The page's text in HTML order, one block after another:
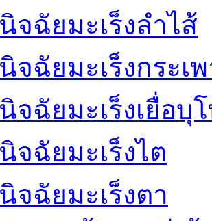
จฉัยมะเร็งลำไส้
จฉัยมะเร็งกระเ
จฉัยมะเร็งเยื่อบุ
จฉัยมะเร็งไต
จฉัยมะเร็งตา